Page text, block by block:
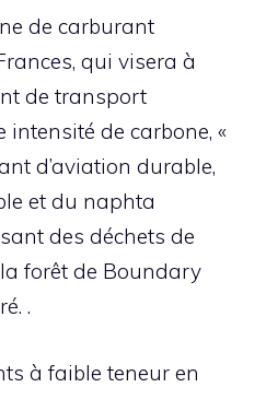
de carburant
qui visera à
de transport
de carbone, «
d’aviation durable,
et du naphta
des déchets de
forêt de Boundary
.
à faible teneur en